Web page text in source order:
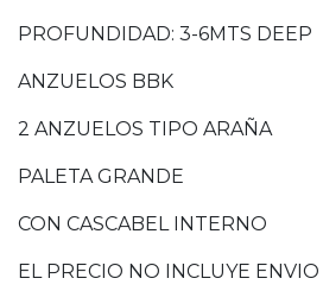
PROFUNDIDAD: 3-6MTS DEEP
ANZUELOS BBK
2 ANZUELOS TIPO ARAÑA
PALETA GRANDE
CON CASCABEL INTERNO
EL PRECIO NO INCLUYE ENVIO